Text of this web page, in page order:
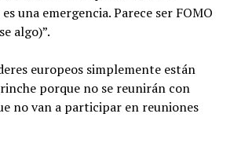
una emergencia. Parece ser FOMO
algo)”.
europeos simplemente están
porque no se reunirán con
no van a participar en reuniones